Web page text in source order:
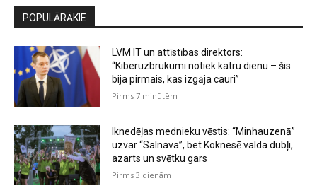
POPULĀRĀKIE
LVM IT un attīstības direktors:
“Kiberuzbrukumi notiek katru dienu – šis
bija pirmais, kas izgāja cauri”
Pirms 7 minūtēm
Iknedēļas mednieku vēstis: “Minhauzenā”
uzvar “Salnava”, bet Koknesē valda dubļi,
azarts un svētku gars
Pirms 3 dienām